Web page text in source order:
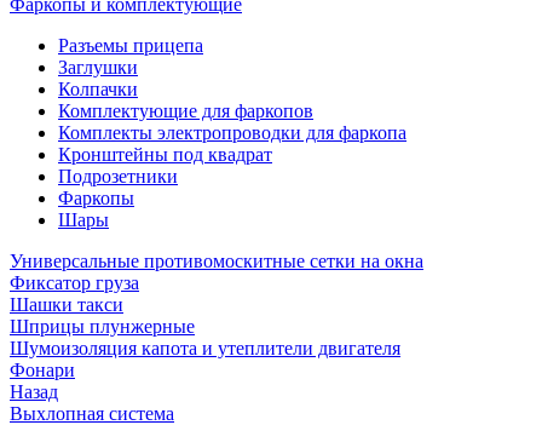
Фаркопы и комплектующие
Разъемы прицепа
Заглушки
Колпачки
Комплектующие для фаркопов
Комплекты электропроводки для фаркопа
Кронштейны под квадрат
Подрозетники
Фаркопы
Шары
Универсальные противомоскитные сетки на окна
Фиксатор груза
Шашки такси
Шприцы плунжерные
Шумоизоляция капота и утеплители двигателя
Фонари
Назад
Выхлопная система